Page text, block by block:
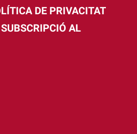
DE PRIVACITAT
AL